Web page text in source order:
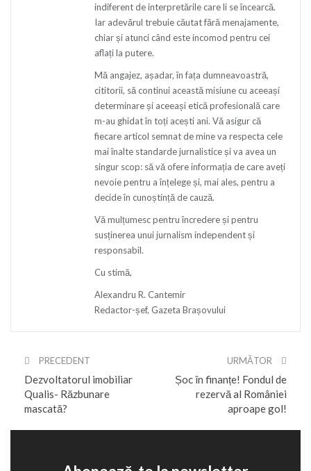
indiferent de interpretările care li se încearcă.
Iar adevărul trebuie căutat fără menajamente,
chiar și atunci când este incomod pentru cei
aflați la putere.
Mă angajez, așadar, în fața dumneavoastră,
cititorii, să continui această misiune cu aceeași
determinare și aceeași etică profesională care
m-au ghidat în toți acești ani. Vă asigur că
fiecare articol semnat de mine va respecta cele
mai înalte standarde jurnalistice și va avea un
singur scop: să vă ofere informația de care aveți
nevoie pentru a înțelege și, mai ales, pentru a
decide în cunoștință de cauză.
Vă mulțumesc pentru încredere și pentru
susținerea unui jurnalism independent și
responsabil.
Cu stimă,
Alexandru R. Cantemir
Redactor-șef, Gazeta Brașovului
PRECEDENT
Dezvoltatorul imobiliar
Qualis- Răzbunare
mascată?
URMĂTOR
Șoc în finanțe! Fondul de
rezervă al României
aproape gol!